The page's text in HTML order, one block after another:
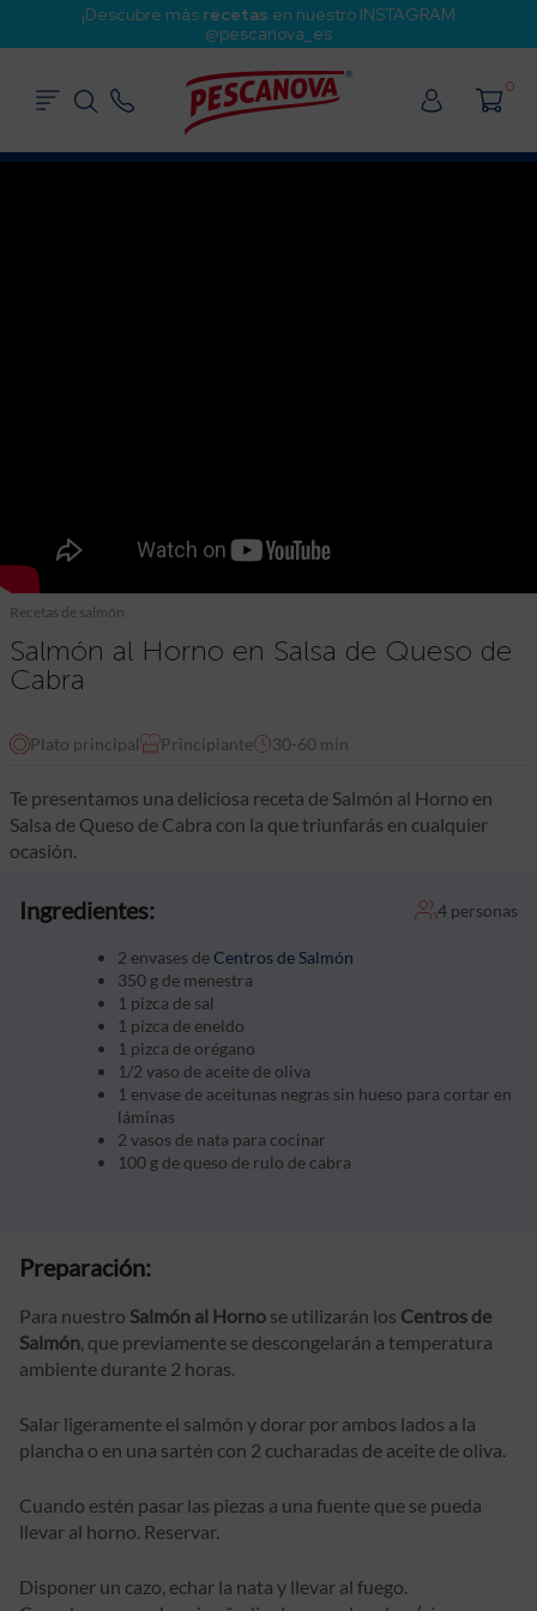
¡Descubre más recetas en nuestro INSTAGRAM
@pescanova_es
0
Recetas de salmón
Salmón al Horno en Salsa de Queso de
Cabra
Plato principal Principiante 30-60 min
Te presentamos una deliciosa receta de Salmón al Horno en
Salsa de Queso de Cabra con la que triunfarás en cualquier
ocasión.
Ingredientes: 4 personas
2 envases de Centros de Salmón
350 g de menestra
1 pizca de sal
1 pizca de eneldo
1 pizca de orégano
1/2 vaso de aceite de oliva
1 envase de aceitunas negras sin hueso para cortar en
láminas
2 vasos de nata para cocinar
100 g de queso de rulo de cabra
Preparación:
Para nuestro Salmón al Horno se utilizarán los Centros de
Salmón, que previamente se descongelarán a temperatura
ambiente durante 2 horas.
Salar ligeramente el salmón y dorar por ambos lados a la
plancha o en una sartén con 2 cucharadas de aceite de oliva.
Cuando estén pasar las piezas a una fuente que se pueda
llevar al horno. Reservar.
Disponer un cazo, echar la nata y llevar al fuego.